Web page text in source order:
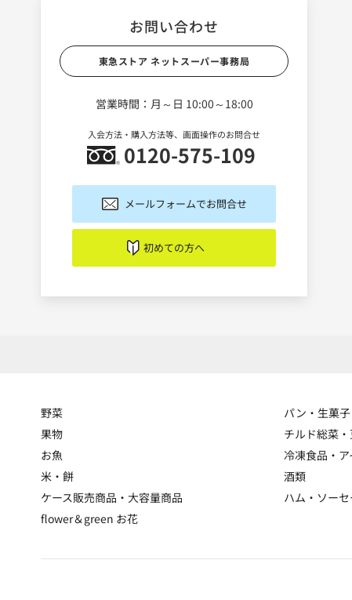
お問い合わせ
東急ストア ネットスーパー事務局
営業時間：月～日 10:00～18:00
入会方法・購入方法等、画面操作のお問合せ
0120-575-109
メールフォームでお問合せ
初めての方へ
野菜 パン・生菓
果物
チルド総菜
お魚
冷凍食品・ア
米・餅
酒類
ケース販売商品・大容量商品
ハム・ソー
flower＆green お花